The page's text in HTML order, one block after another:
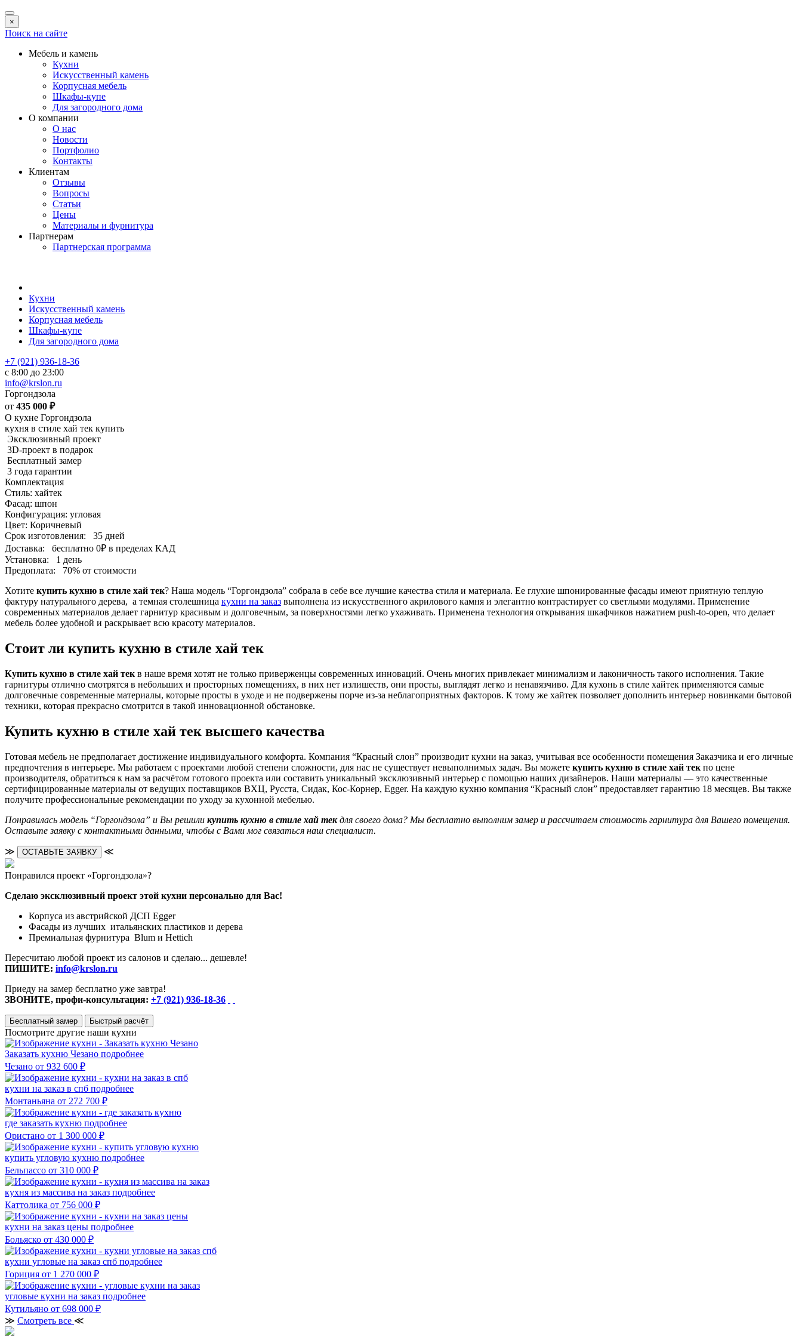
×
Поиск на сайте
Мебель и камень
Кухни
Искусственный камень
Корпусная мебель
Шкафы-купе
Для загородного дома
О компании
О нас
Новости
Портфолио
Контакты
Клиентам
Отзывы
Вопросы
Статьи
Цены
Материалы и фурнитура
Партнерам
Партнерская программа
Кухни
Искусственный камень
Корпусная мебель
Шкафы-купе
Для загородного дома
+7 (921) 936-18-36
с 8:00 до 23:00
info@krslon.ru
Горгондзола
от 435 000 ₽
О кухне Горгондзола
кухня в стиле хай тек купить
Эксклюзивный проект
3D-проект в подарок
Бесплатный замер
3 года гарантии
Комплектация
Стиль: хайтек
Фасад: шпон
Конфигурация: угловая
Цвет: Коричневый
Срок изготовления:
35 дней
Доставка:
бесплатно 0₽ в пределах КАД
Установка:
1 день
Предоплата:
70% от стоимости
Хотите купить кухню в стиле хай тек? Наша модель “Горгондзола” собрала в себе все лучшие качества стиля и материала. Ее глухие шпонированные фасады имеют приятную теплую
фактуру натурального дерева, а темная столешница кухни на заказ выполнена из искусственного акрилового камня и элегантно контрастирует со светлыми модулями. Применение
современных материалов делает гарнитур красивым и долговечным, за поверхностями легко ухаживать. Применена технология открывания шкафчиков нажатием push-to-open, что делает
мебель более удобной и раскрывает всю красоту материалов.
Стоит ли купить кухню в стиле хай тек
Купить кухню в стиле хай тек в наше время хотят не только приверженцы современных инноваций. Очень многих привлекает минимализм и лаконичность такого исполнения. Такие
гарнитуры отлично смотрятся в небольших и просторных помещениях, в них нет излишеств, они просты, выглядят легко и ненавязчиво. Для кухонь в стиле хайтек применяются самые
долговечные современные материалы, которые просты в уходе и не подвержены порче из-за неблагоприятных факторов. К тому же хайтек позволяет дополнить интерьер новинками бытовой
техники, которая прекрасно смотрится в такой инновационной обстановке.
Купить кухню в стиле хай тек высшего качества
Готовая мебель не предполагает достижение индивидуального комфорта. Компания “Красный слон” производит кухни на заказ, учитывая все особенности помещения Заказчика и его личные
предпочтения в интерьере. Мы работаем с проектами любой степени сложности, для нас не существует невыполнимых задач. Вы можете купить кухню в стиле хай тек по цене
производителя, обратиться к нам за расчётом готового проекта или составить уникальный эксклюзивный интерьер с помощью наших дизайнеров. Наши материалы — это качественные
сертифицированные материалы от ведущих поставщиков ВХЦ, Русста, Сидак, Кос-Корнер, Egger. На каждую кухню компания “Красный слон” предоставляет гарантию 18 месяцев. Вы также
получите профессиональные рекомендации по уходу за кухонной мебелью.
Понравилась модель “Горгондзола” и Вы решили купить кухню в стиле хай текдля своего дома? Мы бесплатно выполним замер и рассчитаем стоимость гарнитура для Вашего помещения.
Оставьте заявку с контактными данными, чтобы с Вами мог связаться наш специалист.
≫ ОСТАВЬТЕ ЗАЯВКУ ≪
Понравился проект «Горгондзола»?
Сделаю эксклюзивный проект этой кухни персонально для Вас!
Корпуса из австрийской ДСП Egger
Фасады из лучших итальянских пластиков и дерева
Премиальная фурнитура Blum и Hettich
Пересчитаю любой проект из салонов и сделаю... дешевле!
ПИШИТЕ: info@krslon.ru
Приеду на замер бесплатно уже завтра!
ЗВОНИТЕ, профи-консультация: +7 (921) 936-18-36
Бесплатный замер Быстрый расчёт
Посмотрите другие наши кухни
Заказать кухню Чезано подробнее
Чезано от 932 600 ₽
кухни на заказ в спб подробнее
Монтаньяна от 272 700 ₽
где заказать кухню подробнее
Ористано от 1 300 000 ₽
купить угловую кухню подробнее
Бельпассо от 310 000 ₽
кухня из массива на заказ подробнее
Каттолика от 756 000 ₽
кухни на заказ цены подробнее
Больяско от 430 000 ₽
кухни угловые на заказ спб подробнее
Гориция от 1 270 000 ₽
угловые кухни на заказ подробнее
Кутильяно от 698 000 ₽
≫ Смотреть все ≪